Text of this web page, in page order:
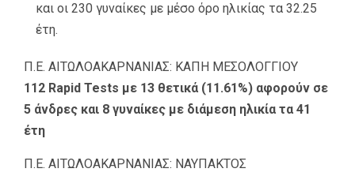
και οι 230 γυναίκες με μέσο όρο ηλικίας τα 32.25
έτη.
Π.Ε. ΑΙΤΩΛΟΑΚΑΡΝΑΝΙΑΣ: ΚΑΠΗ ΜΕΣΟΛΟΓΓΙΟΥ
112 Rapid Tests με 13 θετικά (11.61%) αφορούν σε
5 άνδρες και 8 γυναίκες με διάμεση ηλικία τα 41
έτη
Π.Ε. ΑΙΤΩΛΟΑΚΑΡΝΑΝΙΑΣ: ΝΑΥΠΑΚΤΟΣ